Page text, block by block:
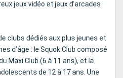
jeux vidéo et jeux d’arcades
clubs dédiés aux plus jeunes et
d’âge : le Squok Club composé
Maxi Club (6 à 11 ans), et la
de 12 à 17 ans. Une